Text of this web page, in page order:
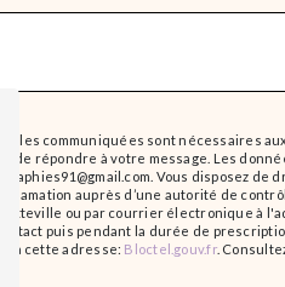
communiquées sont nécessaires
de répondre à votre message. Les
Vous disposez de
auprès d’une autorité de
Itteville ou par courrier électronique à
puis pendant la durée de
à cette adresse:
Bloctel.gouv.fr.